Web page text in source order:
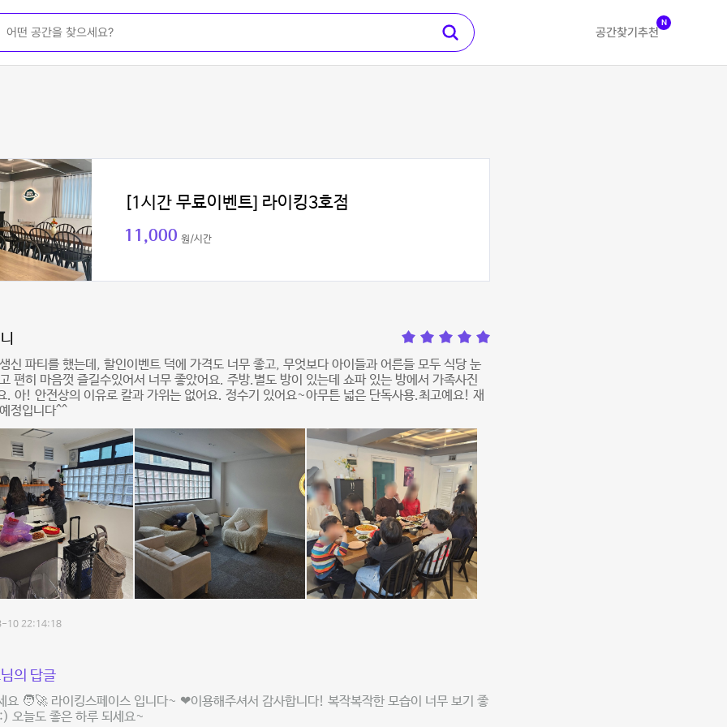
공간찾기 추천
N
[1시간 무료이벤트] 라이킹3호점
11,000 원/시간
신 파티를 했는데, 할인이벤트 덕에 가격도 너무 좋고, 무엇보다 아이들과 어른들 모두 식당 눈
편히 마음껏 즐길수있어서 너무 좋았어요. 주방.별도 방이 있는데 쇼파 있는 방에서 가족사진
. 아! 안전상의 이유로 칼과 가위는 없어요. 정수기 있어요~아무튼 넓은 단독사용.최고예요! 재
정입니다^^
10 22:14:18
의 답글
요 🧑‍🚀 라이킹스페이스 입니다~ ❤이용해주셔서 감사합니다! 복작복작한 모습이 너무 보기 좋
오늘도 좋은 하루 되세요~